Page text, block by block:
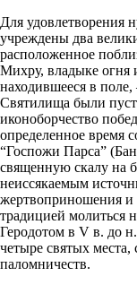
Для удовлетворения
учреждены два
расположенное
Михру, владыке огня
находившееся в
Святилища были
иконоборчество
определенное время
“Госпожи Парса”
священную скалу на
неиссякаемым
жертвоприношения и
традицией молиться
Геродотом в V в. до
четыре святых
паломничеств.